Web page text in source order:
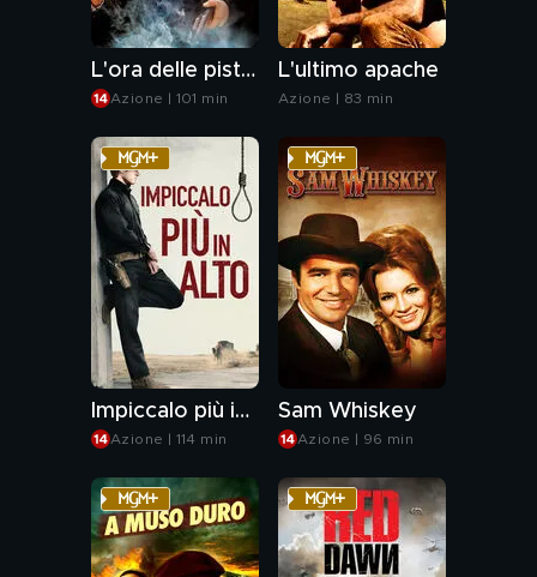
L'ora delle pistole
Azione | 101 min
L'ultimo apache
Azione | 83 min
Impiccalo più in alto
Azione | 114 min
Sam Whiskey
Azione | 96 min